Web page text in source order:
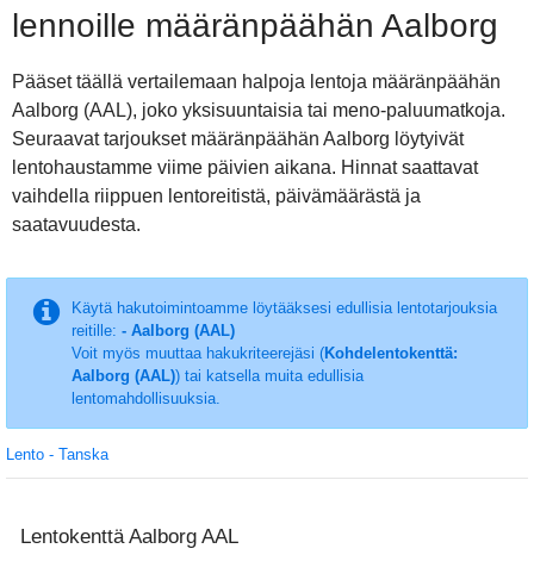
lennoille määränpäähän Aalborg
Pääset täällä vertailemaan halpoja lentoja määränpäähän
Aalborg (AAL), joko yksisuuntaisia tai meno-paluumatkoja.
Seuraavat tarjoukset määränpäähän Aalborg löytyivät
lentohaustamme viime päivien aikana. Hinnat saattavat
vaihdella riippuen lentoreitistä, päivämäärästä ja
saatavuudesta.
Käytä hakutoimintoamme löytääksesi edullisia lentotarjouksia
reitille: - Aalborg (AAL)
Voit myös muuttaa hakukriteerejäsi (Kohdelentokenttä:
Aalborg (AAL)) tai katsella muita edullisia
lentomahdollisuuksia.
Lento - Tanska
Lentokenttä Aalborg AAL